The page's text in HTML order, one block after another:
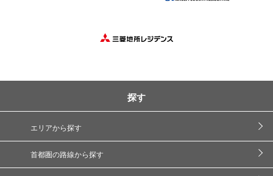
探す
エリアから探す
首都圏の路線から探す